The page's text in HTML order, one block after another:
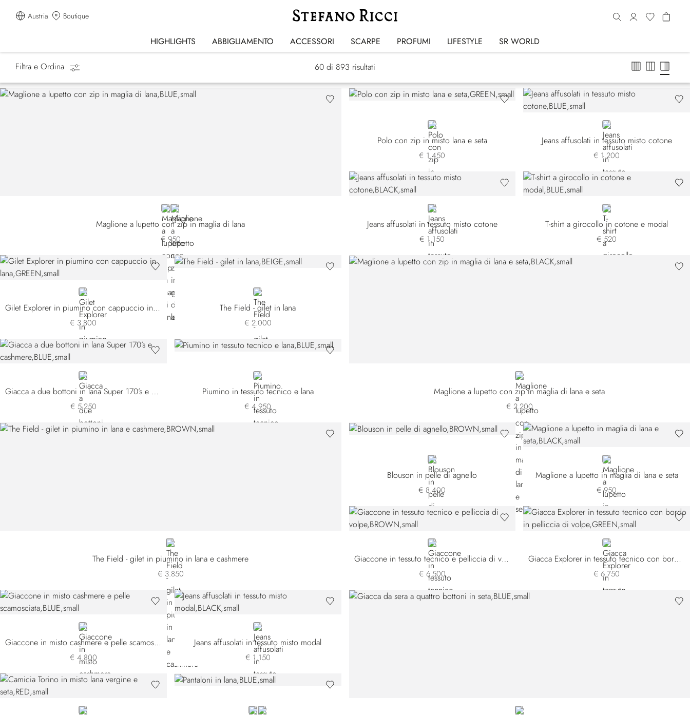
Austria Boutique
HIGHLIGHTS ABBIGLIAMENTO ACCESSORI SCARPE PROFUMI LIFESTYLE SR WORLD
Homepage Abbigliamento
Abbigliamento
Filtra e Ordina 60 di 893 risultati
BLUE E26301-180
BLUE E26301-198
Maglione a lupetto con zip in maglia di lana
€ 950
GREEN
Polo con zip in misto lana e seta
€ 1.450
BLUE
Jeans affusolati in tessuto misto cotone
€ 1.200
BLACK
Jeans affusolati in tessuto misto cotone
€ 1.150
BLUE
T-shirt a girocollo in cotone e modal
€ 520
GREEN
Gilet Explorer in piumino con cappuccio in lana
€ 3.800
BEIGE
The Field - gilet in lana
€ 2.000
BLACK
Maglione a lupetto con zip in maglia di lana e seta
€ 2.200
BLUE
Giacca a due bottoni in lana Super 170’s e cashmere
€ 5.250
BLUE
Piumino in tessuto tecnico e lana
€ 4.950
BROWN
The Field - gilet in piumino in lana e cashmere
€ 3.850
BROWN
Blouson in pelle di agnello
€ 8.400
BLACK
Maglione a lupetto in maglia di lana e seta
€ 950
BROWN
Giaccone in tessuto tecnico e pelliccia di volpe
€ 6.500
GREEN
Giacca Explorer in tessuto tecnico con bordo in pelliccia di volpe
€ 6.750
BLUE
Giaccone in misto cashmere e pelle scamosciata
€ 4.800
BLACK
Jeans affusolati in tessuto misto modal
€ 1.150
BLUE
RED
BLUE
GREY